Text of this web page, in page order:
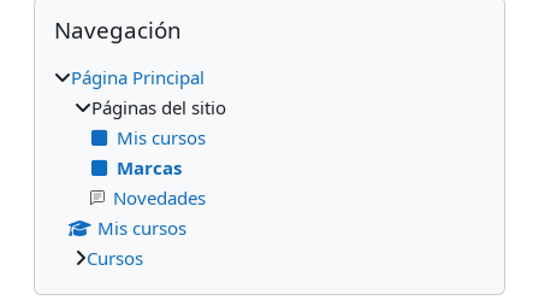
Bloques
Salta Navegación
Navegación
Página Principal
Páginas del sitio
Mis cursos
Marcas
Novedades
Mis cursos
Cursos